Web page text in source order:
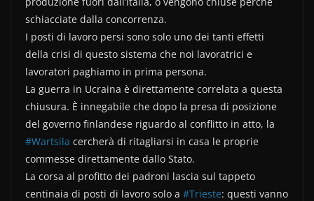
schiacciate dalla concorrenza.
I posti di lavoro persi sono solo uno dei tanti effetti
della crisi di questo sistema che noi lavoratrici e
lavoratori paghiamo in prima persona.
La guerra in Ucraina è direttamente correlata a questa
chiusura. È innegabile che dopo la presa di posizione
del governo finlandese riguardo al conflitto in atto, la
#Wartsila cercherà di ritagliarsi in casa le proprie
commesse direttamente dallo Stato.
La corsa al profitto dei padroni lascia sul tappeto
centinaia di posti di lavoro solo a #Trieste: questi vanno